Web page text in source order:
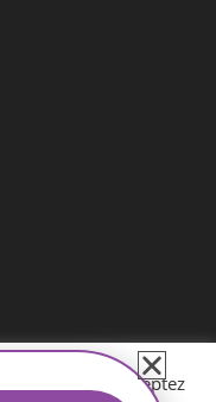
site, vous acceptez